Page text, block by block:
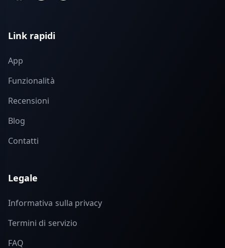
Link rapidi
App
Funzionalità
Recensioni
Blog
Contatti
Legale
Informativa sulla privacy
Termini di servizio
FAQ